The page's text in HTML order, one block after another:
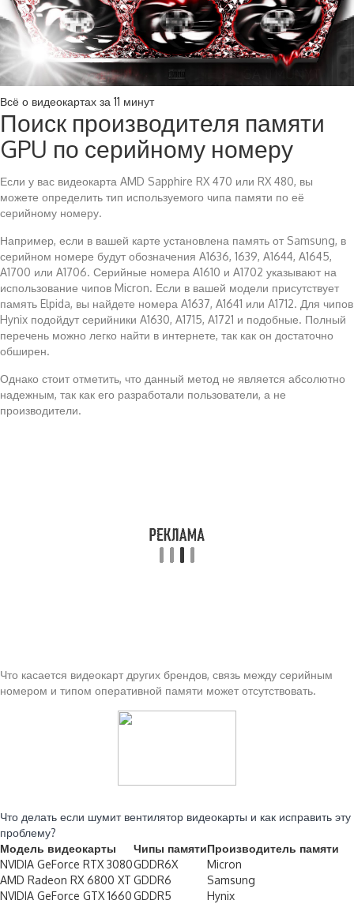
Всё о видеокартах за 11 минут
Поиск производителя памяти
GPU по серийному номеру
Если у вас видеокарта AMD Sapphire RX 470 или RX 480, вы
можете определить тип используемого чипа памяти по её
серийному номеру.
Например, если в вашей карте установлена память от Samsung, в
серийном номере будут обозначения A1636, 1639, A1644, A1645,
A1700 или A1706. Серийные номера A1610 и A1702 указывают на
использование чипов Micron. Если в вашей модели присутствует
память Elpida, вы найдете номера A1637, A1641 или A1712. Для чипов
Hynix подойдут серийники A1630, A1715, A1721 и подобные. Полный
перечень можно легко найти в интернете, так как он достаточно
обширен.
Однако стоит отметить, что данный метод не является абсолютно
надежным, так как его разработали пользователи, а не
производители.
Что касается видеокарт других брендов, связь между серийным
номером и типом оперативной памяти может отсутствовать.
Что делать если шумит вентилятор видеокарты и как исправить эту
проблему?
Модель видеокарты
Чипы памятиПроизводитель памяти
NVIDIA GeForce RTX 3080GDDR6X
Micron
AMD Radeon RX 6800 XT GDDR6
Samsung
NVIDIA GeForce GTX 1660GDDR5
Hynix